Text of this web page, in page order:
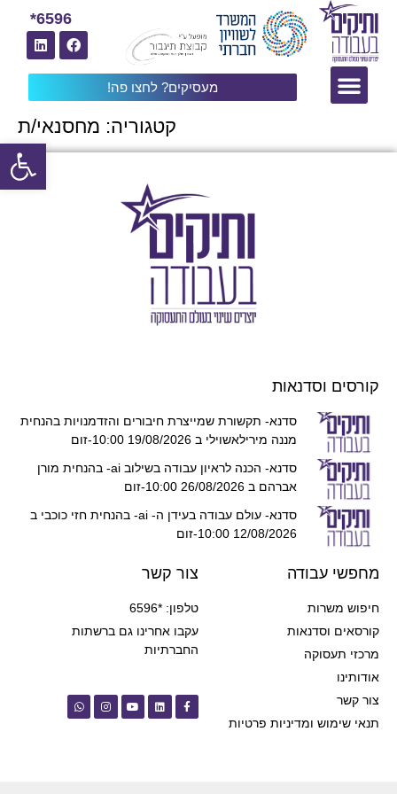
מעסיקים? לחצו פה!
6596*
קטגוריה: מחסנאי/ת
קורסים וסדנאות
סדנא- תקשורת שמייצרת חיבורים והזדמנויות בהנחית
מננה מירילאשוילי ב 19/08/2026 10:00-זום
סדנא- הכנה לראיון עבודה בשילוב ai- בהנחית מורן
אברהם ב 26/08/2026 10:00-זום
סדנא- עולם עבודה בעידן ה- ai- בהנחית חזי כוכבי ב
12/08/2026 10:00-זום
מחפשי עבודה
חיפוש משרות
קורסאים וסדנאות
מרכזי תעסוקה
אודותינו
צור קשר
תנאי שימוש ומדיניות פרטיות
צור קשר
טלפון: *6596
עקבו אחרינו גם ברשתות
החברתיות